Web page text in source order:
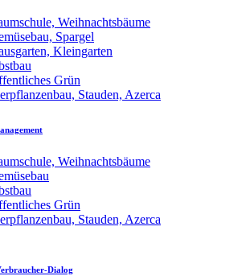
Weihnachtsbäume
Spargel
Kleingarten
Grün
Stauden, Azerca
Weihnachtsbäume
Grün
Stauden, Azerca
Dialog